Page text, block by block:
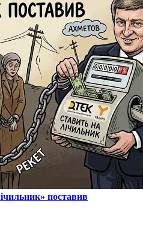
поставив